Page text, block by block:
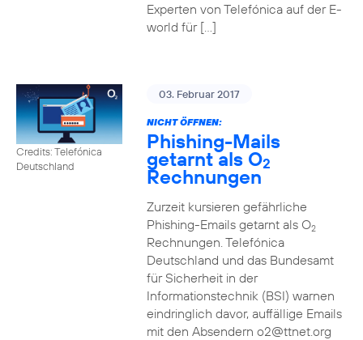
Experten von Telefónica auf der E-
world für […]
Credits: Telefónica
Deutschland
03. Februar 2017
NICHT ÖFFNEN:
Phishing-Mails
getarnt als O2
Rechnungen
Zurzeit kursieren gefährliche
Phishing-Emails getarnt als O2
Rechnungen. Telefónica
Deutschland und das Bundesamt
für Sicherheit in der
Informationstechnik (BSI) warnen
eindringlich davor, auffällige Emails
mit den Absendern o2@ttnet.org